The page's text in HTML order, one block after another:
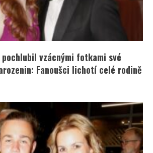
vzácnými fotkami své
Fanoušci lichotí celé rodině